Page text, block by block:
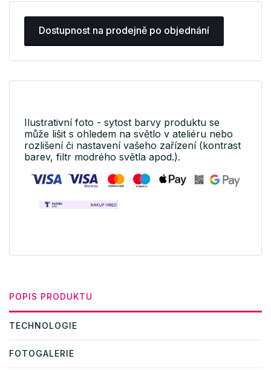
Dostupnost na prodejně po objednání
Ilustrativní foto - sytost barvy produktu se
může lišit s ohledem na světlo v ateliéru nebo
rozlišení či nastavení vašeho zařízení (kontrast
barev, filtr modrého světla apod.).
POPIS PRODUKTU
TECHNOLOGIE
FOTOGALERIE